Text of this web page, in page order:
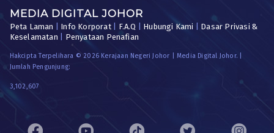
MEDIA DIGITAL JOHOR
Peta Laman Info Korporat| F.A.Q Hubungi Kami
Dasar Privasi &
Keselamatan
Penyataan Penafian
Hakcipta Terpelihara © 2026 Kerajaan Negeri Johor | Media Digital Johor. |
Jumlah Pengunjung:
3,102,607